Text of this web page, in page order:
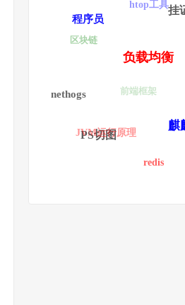
redis
PS切图
麒
区块链
挂
nethogs
htop工具
前端框架
负载均衡
程序员
JVM运行原理